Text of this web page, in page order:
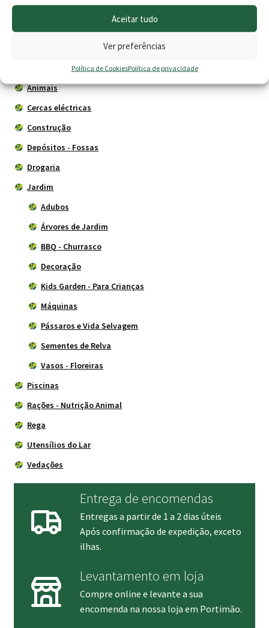
Aceitar tudo
Ver preferências
Política de CookiesPolítica de privacidade
Animais
Cercas eléctricas
Construção
Depósitos - Fossas
Drogaria
Jardim
Adubos
Árvores de Jardim
BBQ - Churrasco
Decoração
Kids Garden - Para Crianças
Máquinas
Pássaros e Vida Selvagem
Sementes de Relva
Vasos - Floreiras
Piscinas
Rações - Nutrição Animal
Rega
Utensílios do Lar
Vedações
Entrega de encomendas
Entregas a partir de 1 a 2 dias úteis
Após confirmação de expedição, exceto
ilhas.
Levantamento em loja
Compre online e levante a sua
encomenda na nossa loja em Portimão.